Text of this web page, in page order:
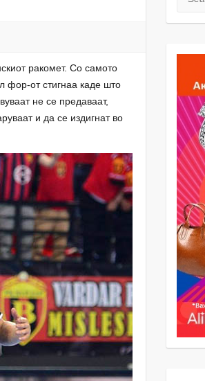
ракомет. Со самото
фор-от стигнаа каде што
не се предаваат,
и да се издигнат во